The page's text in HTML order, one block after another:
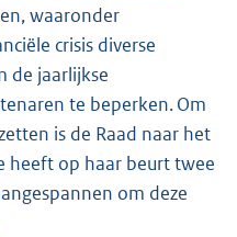
waaronder
crisis diverse
de jaarlijkse
te beperken. Om
is de Raad naar het
heeft op haar beurt twee
om deze